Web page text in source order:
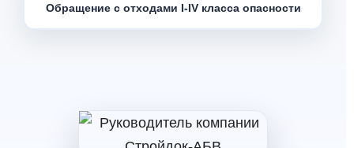
Обращение с отходами I-IV класса опасности